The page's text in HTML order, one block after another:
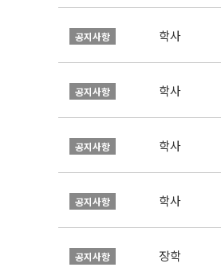
공지사항 학사
공지사항 학사
공지사항 학사
공지사항 학사
공지사항 장학